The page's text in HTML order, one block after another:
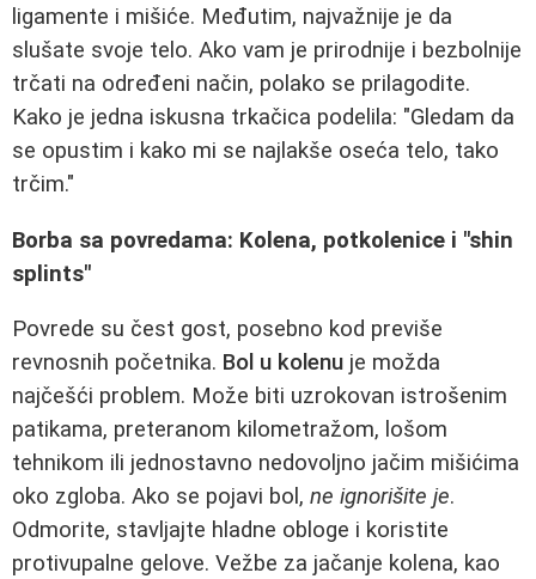
ligamente i mišiće. Međutim, najvažnije je da
slušate svoje telo. Ako vam je prirodnije i bezbolnije
trčati na određeni način, polako se prilagodite.
Kako je jedna iskusna trkačica podelila: "Gledam da
se opustim i kako mi se najlakše oseća telo, tako
trčim."
Borbа sa povredama: Kolena, potkolenice i "shin
splints"
Povrede su čest gost, posebno kod previše
revnosnih početnika. Bol u kolenu je možda
najčešći problem. Može biti uzrokovan istrošenim
patikama, preteranom kilometražom, lošom
tehnikom ili jednostavno nedovoljno jačim mišićima
oko zgloba. Ako se pojavi bol, ne ignorišite je.
Odmorite, stavljajte hladne obloge i koristite
protivupalne gelove. Vežbe za jačanje kolena, kao